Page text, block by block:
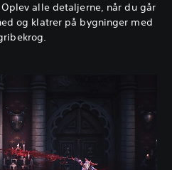
alle detaljerne, når du går
og klatrer på bygninger med